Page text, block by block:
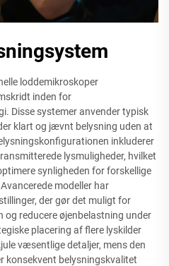
loddemikroskoper
inden for
Disse systemer anvender typisk
klart og jævnt belysning uden at
inkluderer
lysmuligheder, hvilket
synligheden for forskellige
modeller har
der gør det muligt for
reducere øjenbelastning under
placering af flere lyskilder
væsentlige detaljer, mens den
konsekvent belysningskvalitet